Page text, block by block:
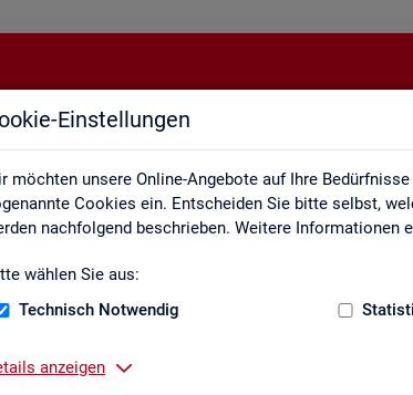
Einstellungen
möchten unsere Online-Angebote auf Ihre
Cookies ein. Entscheiden Sie bitte selbst,
nachfolgend beschrieben. Weitere Informationen
wählen Sie aus:
Technisch Notwendig
anzeigen
Statistik